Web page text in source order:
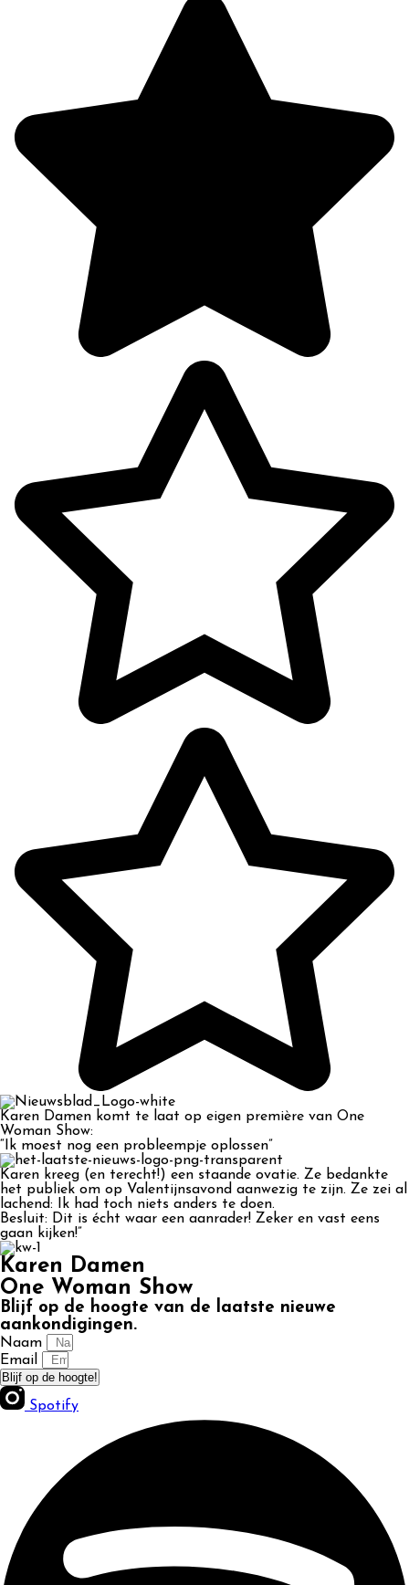
Karen Damen komt te laat op eigen première van One
Woman Show:
“Ik moest nog een probleempje oplossen”
Karen kreeg (en terecht!) een staande ovatie. Ze bedankte
het publiek om op Valentijnsavond aanwezig te zijn. Ze zei al
lachend: Ik had toch niets anders te doen.
Besluit: Dit is écht waar een aanrader! Zeker en vast eens
gaan kijken!”
Karen Damen
One Woman Show
Blijf op de hoogte van de laatste nieuwe
aankondigingen.
Naam
Email
Blijf op de hoogte!
Spotify